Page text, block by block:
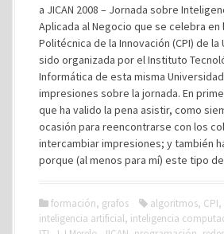
a JICAN 2008 – Jornada sobre
Aplicada al Negocio que se celebra en
Politécnica de la Innovación (CPI) de la
sido organizada por el Instituto
Informática de esta misma
impresiones sobre la jornada. En
que ha valido la pena asistir, como
ocasión para reencontrarse con los
intercambiar impresiones; y también
porque (al menos para mí) este tipo
formación, grafos algoritmos, CPI,
inteligencia artificial, inteligencia